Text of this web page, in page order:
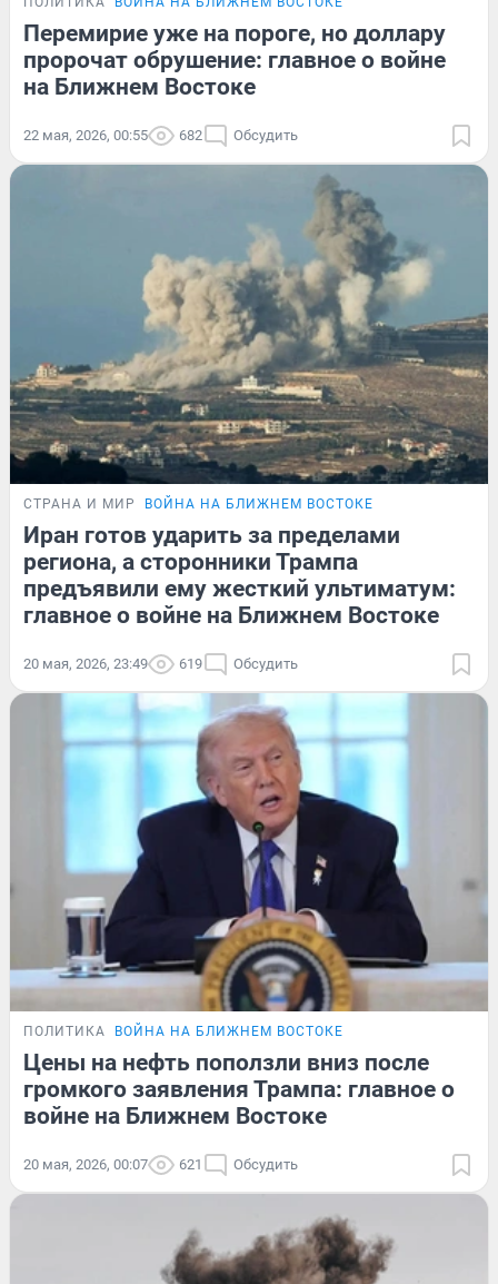
Перемирие уже на пороге, но доллару
пророчат обрушение: главное о войне
на Ближнем Востоке
22 мая, 2026, 00:55 682 Обсудить
СТРАНА И МИР ВОЙНА НА БЛИЖНЕМ ВОСТОКЕ
Иран готов ударить за пределами
региона, а сторонники Трампа
предъявили ему жесткий ультиматум:
главное о войне на Ближнем Востоке
20 мая, 2026, 23:49 619 Обсудить
ПОЛИТИКА ВОЙНА НА БЛИЖНЕМ ВОСТОКЕ
Цены на нефть поползли вниз после
громкого заявления Трампа: главное о
войне на Ближнем Востоке
20 мая, 2026, 00:07 621 Обсудить